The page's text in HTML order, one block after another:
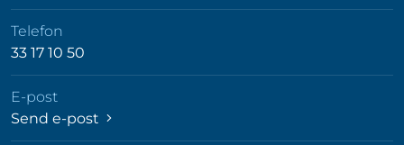
Telefon
33 17 10 50
E-post
Send e-post